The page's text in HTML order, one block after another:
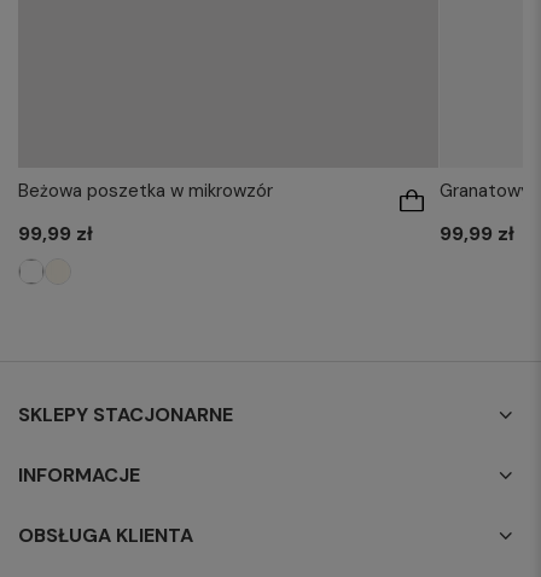
Beżowa poszetka w mikrowzór
99,99 zł
Granatowy
99,99 zł
SKLEPY STACJONARNE
INFORMACJE
OBSŁUGA KLIENTA